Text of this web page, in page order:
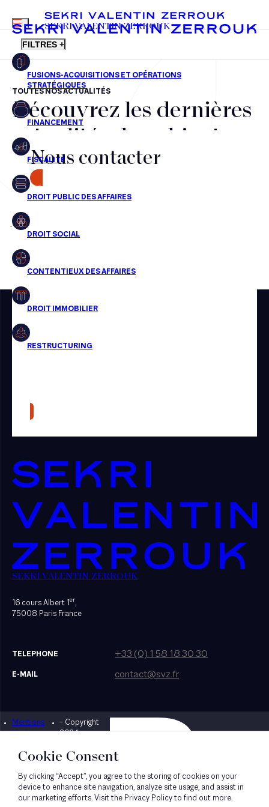
FR EN
MENU
SEKRI VALENTIN ZERROUK
FILTRES +
Fusions-acquisitions et opérations stratégiques
Financement
Fiscalité
Droit public des affaires
Droit social
Droit immobilier
Restructuring
Presse
TOUTES NOS ACTUALITÉS
Découvrez les dernières
actualités du cabinet,
nos récompenses et nos
transactions, jour après
jour
Aucun résultats pour cette recherche
Nous contacter
SEKRI VALENTIN ZERROUK
16 cours Albert 1er,
75008 Paris France
TELEPHONE +33 (0) 1 58 18 30 30
E-MAIL contact@svz.fr
Mentions
légales
- Copyright
2024
Designed by Bonhomme
Cookie Consent
By clicking “Accept”, you agree to the storing of cookies on your
device to enhance site navigation, analyze site usage, and assist in
our marketing efforts. Visit the Privacy Policy to find out more.